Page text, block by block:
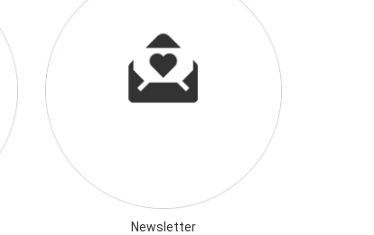
Newsletter